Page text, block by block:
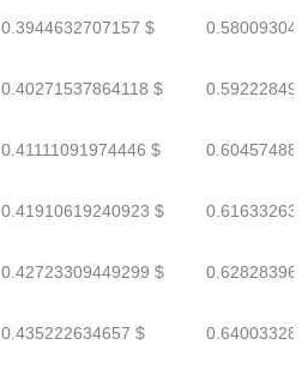
0.3944632707157 $
0.40271537864118 $
0.41111091974446 $
0.41910619240923 $
0.42723309449299 $
0.435222634657 $